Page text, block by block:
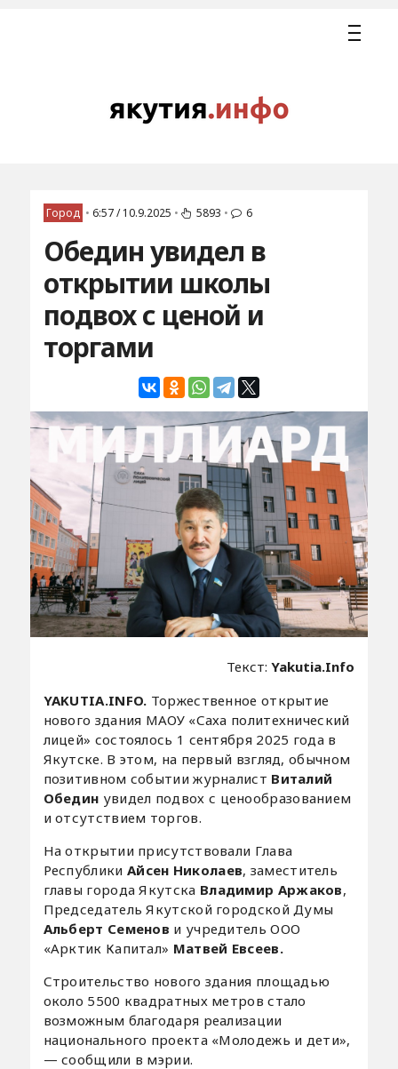
Город • 6:57 / 10.9.2025 • 5893 • 6
Обедин увидел в
открытии школы
подвох с ценой и
торгами
Текст:Yakutia.Info
YAKUTIA.INFO. Торжественное открытие
нового здания МАОУ «Саха политехнический
лицей» состоялось 1 сентября 2025 года в
Якутске. В этом, на первый взгляд, обычном
позитивном событии журналист Виталий
Обедин увидел подвох с ценообразованием
и отсутствием торгов.
На открытии присутствовали Глава
Республики Айсен Николаев, заместитель
главы города Якутска Владимир Аржаков,
Председатель Якутской городской Думы
Альберт Семенов и учредитель ООО
«Арктик Капитал» Матвей Евсеев.
Строительство нового здания площадью
около 5500 квадратных метров стало
возможным благодаря реализации
национального проекта «Молодежь и дети»,
— сообщили в мэрии.